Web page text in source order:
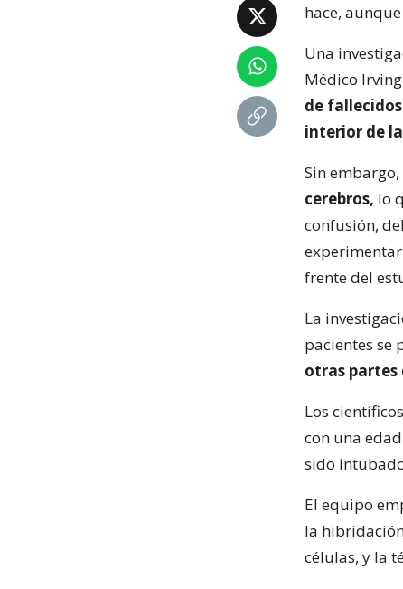
hace,
Una
Médico
de
interior de
Sin
cerebros, lo
confusión,
frente del
La
pacientes se
otras partes
Los
con una
sido
El equipo
la
células, y la